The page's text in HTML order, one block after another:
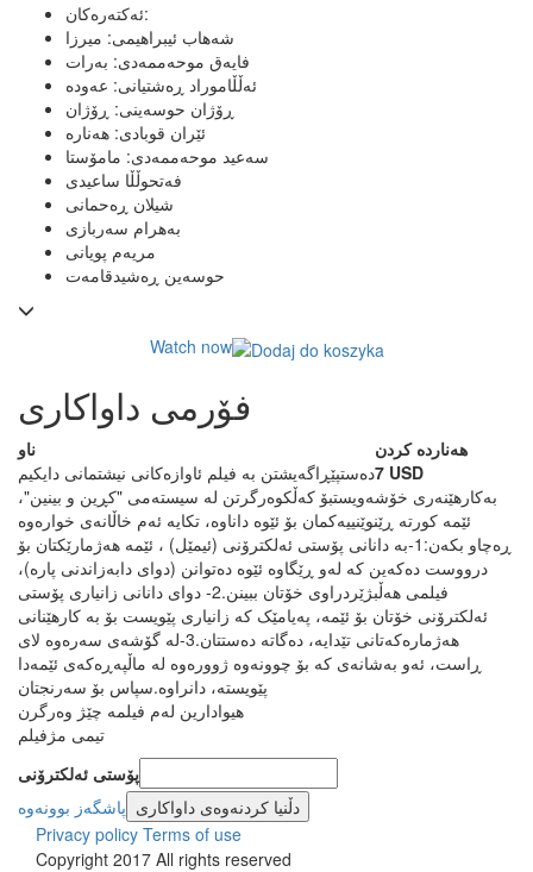
ئەکتەرەکان:
شەهاب ئیبراهیمی: میرزا
فایەق موحەممەدی: بەرات
ئەڵڵاموراد ڕەشتیانی: عەودە
ڕۆژان حوسەینی: ڕۆژان
ئێران قوبادی: هەنارە
سەعید موحەممەدی: مامۆستا
فەتحوڵڵا ساعیدی
شیلان ڕەحمانی
بەهرام سەربازی
مریەم پویانی
حوسەین ڕەشیدقامەت
Watch now
فۆرمی داواکاری
ناو
ھەناردە کردن
دەستپێڕاگەیشتن بە فیلم ئاوازەکانی نیشتمانی دایکیم7 USD
بەکارهێنەری خۆشەویستبۆ کەڵکوەرگرتن لە سیستەمی "کڕین و بینین"،
ئێمە کورتە ڕێنوێنییەکمان بۆ ئێوە داناوە، تکایە ئەم خاڵانەی خوارەوە
ڕەچاو بکەن: 1-بە دانانی پۆستی ئەلکترۆنی (ئیمێل) ، ئێمە هەژمارێکتان بۆ
درووست دەکەین کە لەو ڕێگاوە ئێوە دەتوانن (دوای دابەزاندنی پارە)،
فیلمی هەڵبژێردراوی خۆتان ببینن. 2- دوای دانانی زانیاری پۆستی
ئەلکترۆنی خۆتان بۆ ئێمە، پەیامێک کە زانیاری پێویست بۆ بە کارهێنانی
هەژمارەکەتانی تێدایە، دەگاتە دەستتان. 3-له گۆشه‌ی سەرەوە لای
ڕاست، ئه‌و به‌شانه‌ی که بۆ چوونه‌وه‌ ژووره‌وه له ماڵپه‌ڕه‌که‌ی ئێمه‌دا
پێویسته، دانراوه.سپاس بۆ سەرنجتان
هیوادارین لەم فیلمە چێژ وەرگرن
تیمی مژفیلم
پۆستی ئەلکترۆنی
پاشگەز بوونەوە دڵنیا کردنەوەی داواکاری
Privacy policy Terms of use
Copyright 2017 All rights reserved